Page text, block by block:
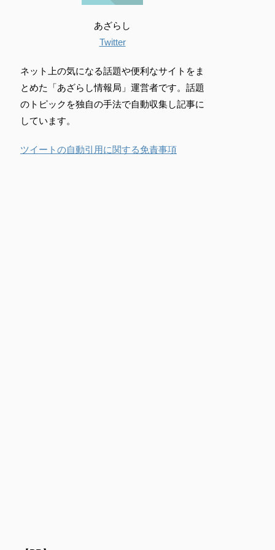
あざらし
Twitter
ネット上の気になる話題や便利なサイトをま
とめた「あざらし情報局」運営者です。話題
のトピックを独自の手法で自動収集し記事に
しています。
ツイートの自動引用に関する免責事項